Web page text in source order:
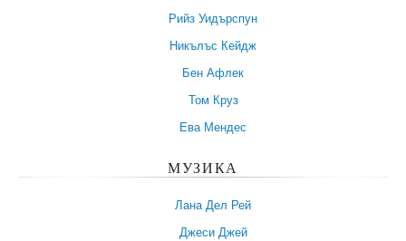
Рийз Уидърспун
Никълъс Кейдж
Бен Афлек
Том Круз
Ева Мендес
МУЗИКА
Лана Дел Рей
Джеси Джей